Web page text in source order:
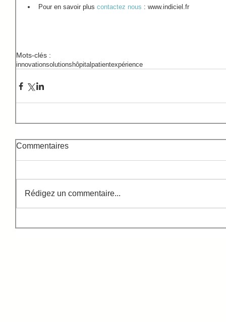
Pour en savoir plus contactez nous : www.indiciel.fr
Mots-clés :
innovationsolutions hôpitalpatientexpérience
Commentaires
Rédigez un commentaire...